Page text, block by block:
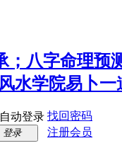
自动登录 找回密码
登录
注册会员